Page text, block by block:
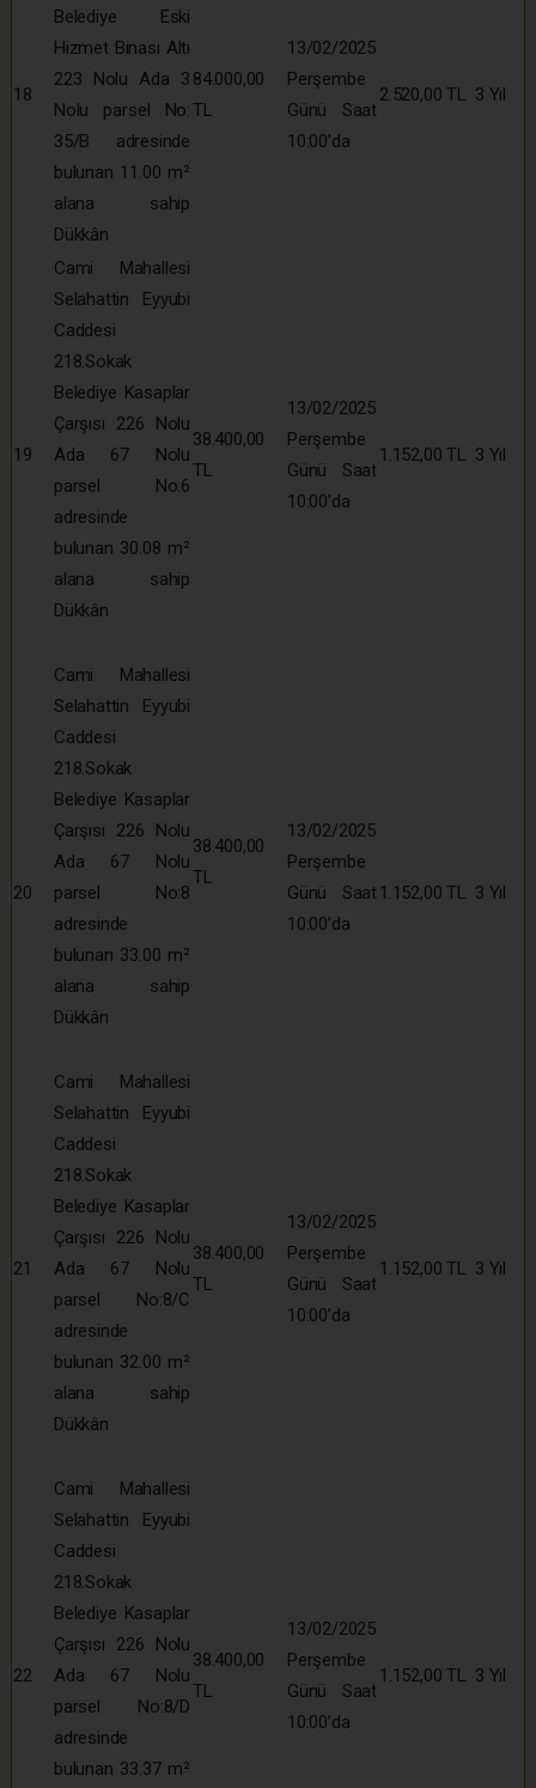
18
Belediye Eski
Hizmet Binası Altı
223 Nolu Ada 3
Nolu parsel No:
35/B adresinde
bulunan 11.00 m²
alana sahip
Dükkân
84.000,00
TL
13/02/2025
Perşembe
Günü Saat
10:00’da
2.520,00 TL 3 Yıl
19
Cami Mahallesi
Selahattin Eyyubi
Caddesi
218.Sokak
Belediye Kasaplar
Çarşısı 226 Nolu
Ada 67 Nolu
parsel No:6
adresinde
bulunan 30.08 m²
alana sahip
Dükkân
38.400,00
TL
13/02/2025
Perşembe
Günü Saat
10:00’da
1.152,00 TL 3 Yıl
20
Cami Mahallesi
Selahattin Eyyubi
Caddesi
218.Sokak
Belediye Kasaplar
Çarşısı 226 Nolu
Ada 67 Nolu
parsel No:8
adresinde
bulunan 33.00 m²
alana sahip
Dükkân
38.400,00
TL
13/02/2025
Perşembe
Günü Saat
10:00’da
1.152,00 TL 3 Yıl
21
Cami Mahallesi
Selahattin Eyyubi
Caddesi
218.Sokak
Belediye Kasaplar
Çarşısı 226 Nolu
Ada 67 Nolu
parsel No:8/C
adresinde
bulunan 32.00 m²
alana sahip
Dükkân
38.400,00
TL
13/02/2025
Perşembe
Günü Saat
10:00’da
1.152,00 TL 3 Yıl
22
Cami Mahallesi
Selahattin Eyyubi
Caddesi
218.Sokak
Belediye Kasaplar
Çarşısı 226 Nolu
Ada 67 Nolu
parsel No:8/D
adresinde
bulunan 33.37 m²
38.400,00
TL
13/02/2025
Perşembe
Günü Saat
10:00’da
1.152,00 TL 3 Yıl